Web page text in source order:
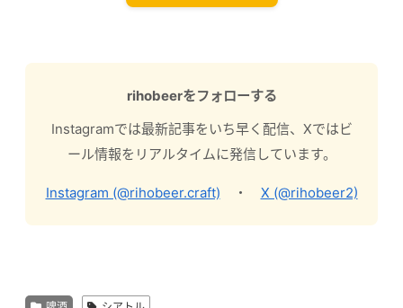
rihobeerをフォローする
Instagramでは最新記事をいち早く配信、Xではビ
ール情報をリアルタイムに発信しています。
Instagram (@rihobeer.craft) ・ X (@rihobeer2)